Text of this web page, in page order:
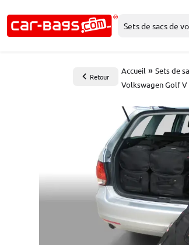
Sets de sacs de
Retour
Accueil » Sets de
Volkswagen Golf V